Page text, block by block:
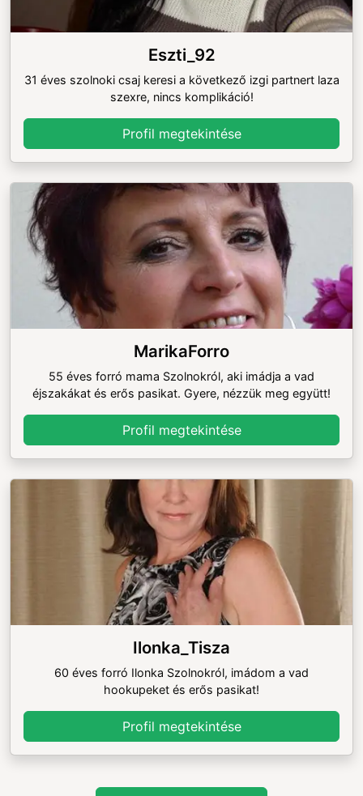
Eszti_92
31 éves szolnoki csaj keresi a következő izgi partnert laza
szexre, nincs komplikáció!
Profil megtekintése
MarikaForro
55 éves forró mama Szolnokról, aki imádja a vad
éjszakákat és erős pasikat. Gyere, nézzük meg együtt!
Profil megtekintése
Ilonka_Tisza
60 éves forró Ilonka Szolnokról, imádom a vad
hookupeket és erős pasikat!
Profil megtekintése